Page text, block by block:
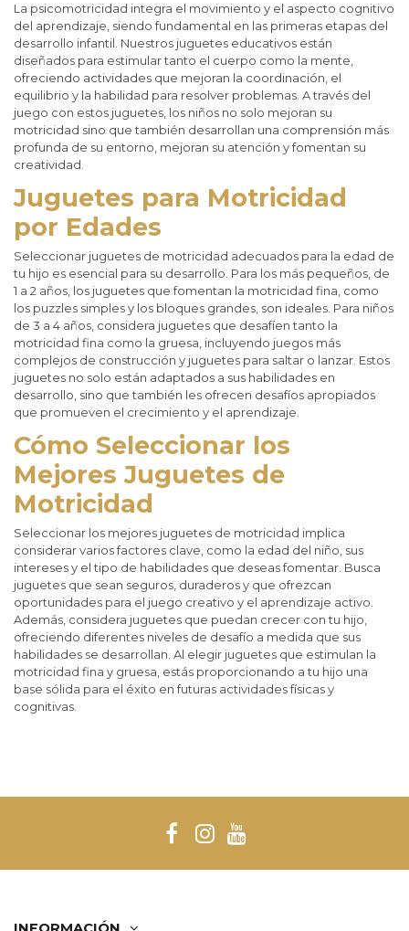
La psicomotricidad integra el movimiento y el aspecto cognitivo
del aprendizaje, siendo fundamental en las primeras etapas del
desarrollo infantil. Nuestros juguetes educativos están
diseñados para estimular tanto el cuerpo como la mente,
ofreciendo actividades que mejoran la coordinación, el
equilibrio y la habilidad para resolver problemas. A través del
juego con estos juguetes, los niños no solo mejoran su
motricidad sino que también desarrollan una comprensión más
profunda de su entorno, mejoran su atención y fomentan su
creatividad.
Juguetes para Motricidad
por Edades
Seleccionar juguetes de motricidad adecuados para la edad de
tu hijo es esencial para su desarrollo. Para los más pequeños, de
1 a 2 años, los juguetes que fomentan la motricidad fina, como
los puzzles simples y los bloques grandes, son ideales. Para niños
de 3 a 4 años, considera juguetes que desafíen tanto la
motricidad fina como la gruesa, incluyendo juegos más
complejos de construcción y juguetes para saltar o lanzar. Estos
juguetes no solo están adaptados a sus habilidades en
desarrollo, sino que también les ofrecen desafíos apropiados
que promueven el crecimiento y el aprendizaje.
Cómo Seleccionar los
Mejores Juguetes de
Motricidad ​
Seleccionar los mejores juguetes de motricidad implica
considerar varios factores clave, como la edad del niño, sus
intereses y el tipo de habilidades que deseas fomentar. Busca
juguetes que sean seguros, duraderos y que ofrezcan
oportunidades para el juego creativo y el aprendizaje activo.
Además, considera juguetes que puedan crecer con tu hijo,
ofreciendo diferentes niveles de desafío a medida que sus
habilidades se desarrollan. Al elegir juguetes que estimulan la
motricidad fina y gruesa, estás proporcionando a tu hijo una
base sólida para el éxito en futuras actividades físicas y
cognitivas.